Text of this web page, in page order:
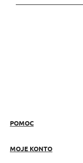
POMOC
MOJE KONTO